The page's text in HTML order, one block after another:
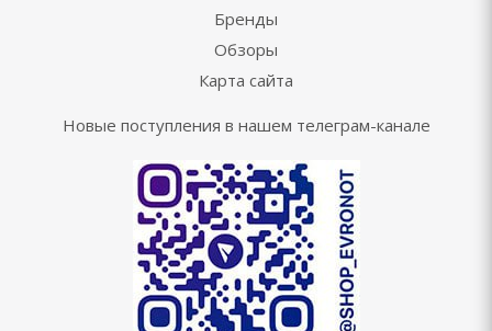
Бренды
Обзоры
Карта сайта
Новые поступления в нашем телеграм-канале